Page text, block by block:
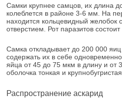
Самки крупнее самцов, их длина
колеблется в районе 3-6 мм. На
находится кольцевидный
отверстием. Рот паразитов состоит
Самка откладывает до 200 000
содержать их в себе
яйца от 45 до 75 мкм в длину и от
оболочка тонкая и крупнобугристая.
Распространение аскарид